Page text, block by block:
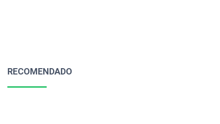
RECOMENDADO